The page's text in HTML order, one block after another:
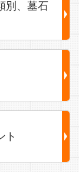
別、墓石
ト